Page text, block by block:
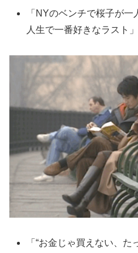
「NYのベンチで桜子が一
人生で一番好きなラスト」
「“お金じゃ買えない、